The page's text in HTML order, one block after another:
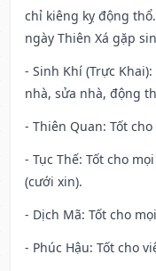
chỉ kiêng kỵ động
ngày Thiên Xá gặp
- Sinh Khí (Trực
nhà, sửa nhà, động
- Thiên Quan: Tốt cho
- Tục Thế: Tốt cho
(cưới xin).
- Dịch Mã: Tốt cho
- Phúc Hậu: Tốt cho